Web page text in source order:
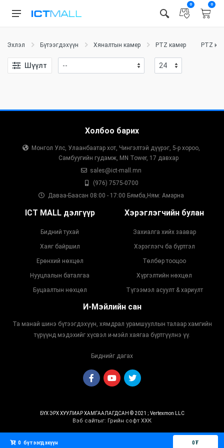
0 0
Эхлэл Бүтээгдэхүүн Хяналтын камер PTZ камер PTZ
Шүүлт
Холбоо барих
Монгол Улс, Улаанбаатар хот, Чингэлтэй дүүрэг, 5-р хороо,
Самбуугийн гудамж, MN Tower, 17 давхар
sales@ict-mall.mn
(976) 7575-0700
Даваа-Баасан 08:00 - 17:00 Бямба,Ням: Амарна
ICT MALL дэлгүүр
Бидний тухай
Хаяг байршил
Ерөнхий нөхцөл
Нууцлалын баталгаа
Буцаалтын нөхцөл
Хэрэглэгчийн булан
Захиалга хийх заавар
Хэрэглэгч ба бүртгэл
Төлбөр тооцоо
Хүргэлтийн нөхцөл
Түгээмэл асуулт & хариулт
И-Мэйлийн сан
Та манай шинэ бүтээгдэхүүн, хямдрал урамшууллын талаар хамгийн
түрүүнд мэдэхийг хүсвэл и-мэйл хаягаа бүртгүүлнэ үү.
Биднийг дагах
БҮХ ЭРХ ХУУЛИАР ХАМГААЛАГДСАН © 2021 ; Vertexmon LLC
Вэб сайтыг: Грийн софт ХХК
0 бүтээгдэхүүн 0₮